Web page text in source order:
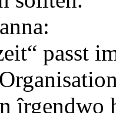
passt
îrgendwo